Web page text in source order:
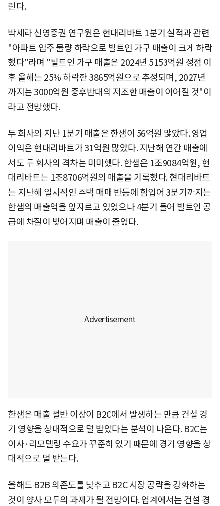
린다.
박세라 신영증권 연구원은 현대리바트 1분기 실적과 관련
"아파트 입주 물량 하락으로 빌트인 가구 매출이 크게 하락
했다"라며 "빌트인 가구 매출은 2024년 5153억원 정점 이
후 올해는 25% 하락한 3865억원으로 추정되며, 2027년
까지는 3000억원 중후반대의 저조한 매출이 이어질 것"이
라고 전망했다.
두 회사의 지난 1분기 매출은 한샘이 56억원 많았다. 영업
이익은 현대리바트가 31억원 많았다. 지난해 연간 매출에
서도 두 회사의 격차는 미미했다. 한샘은 1조9084억원, 현
대리바트는 1조8706억원의 매출을 기록했다. 현대리바트
는 지난해 일시적인 주택 매매 반등에 힘입어 3분기까지는
한샘의 매출액을 앞지르고 있었으나 4분기 들어 빌트인 공
급에 차질이 빚어지며 매출이 줄었다.
한샘은 매출 절반 이상이 B2C에서 발생하는 만큼 건설 경
기 영향을 상대적으로 덜 받았다는 분석이 나온다. B2C는
이사·리모델링 수요가 꾸준히 있기 때문에 경기 영향을 상
대적으로 덜 받는다.
올해도 B2B 의존도를 낮추고 B2C 시장 공략을 강화하는
것이 양사 모두의 과제가 될 전망이다. 업계에서는 건설 경